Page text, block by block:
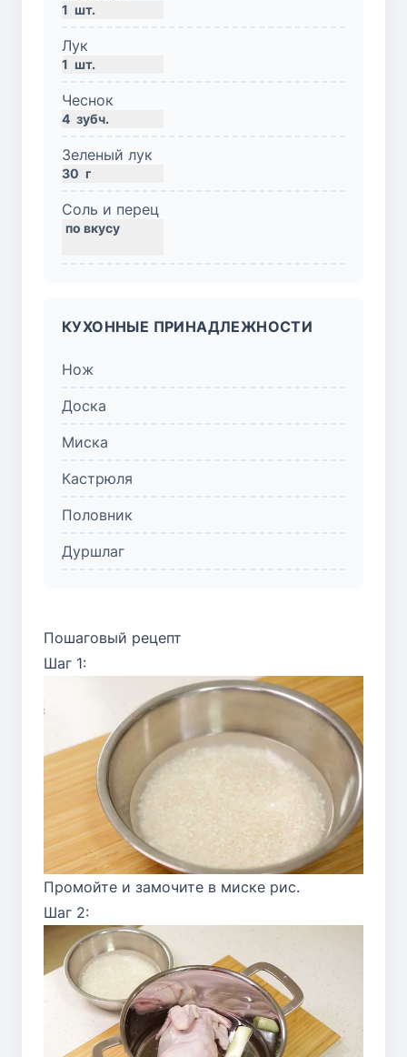
1 шт.
Лук
1 шт.
Чеснок
4 зубч.
Зеленый лук
30 г
Соль и перец
КУХОННЫЕ ПРИНАДЛЕЖНОСТИ
Нож
Доска
Миска
Кастрюля
Половник
Дуршлаг
Пошаговый рецепт
Шаг 1:
Промойте и замочите в миске рис.
Шаг 2: